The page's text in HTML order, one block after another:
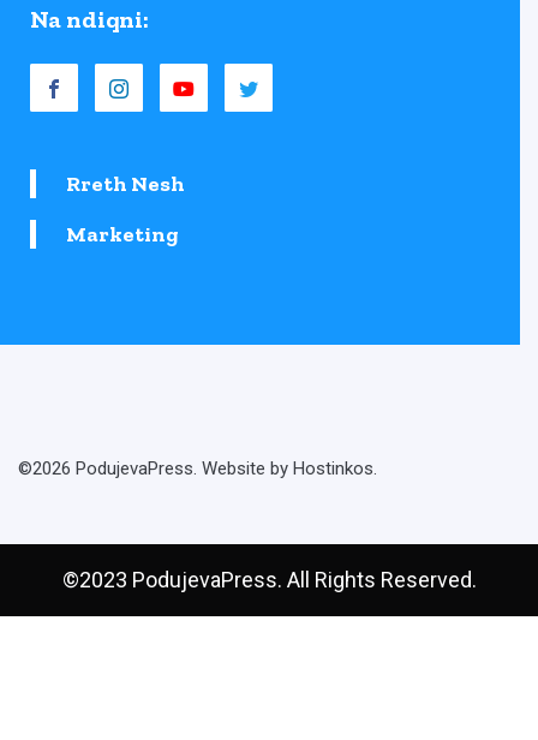
Na ndiqni:
Rreth Nesh
Marketing
©2026 PodujevaPress. Website by Hostinkos.
©2023 PodujevaPress. All Rights Reserved.